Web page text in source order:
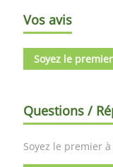
Vos avis
Soyez le
Questions /
Soyez le premier